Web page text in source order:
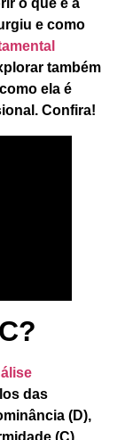
e como
também
ela é
Confira!
das
(D),